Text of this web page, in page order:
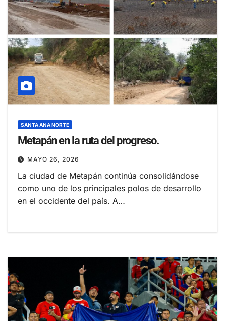
SANTA ANA NORTE
Metapán en la ruta del progreso.
MAYO 26, 2026
La ciudad de Metapán continúa consolidándose
como uno de los principales polos de desarrollo
en el occidente del país. A…